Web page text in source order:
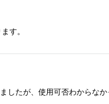
す。